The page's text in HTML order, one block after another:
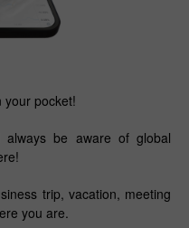
pocket!
always be aware of global
trip, vacation, meeting
you are.